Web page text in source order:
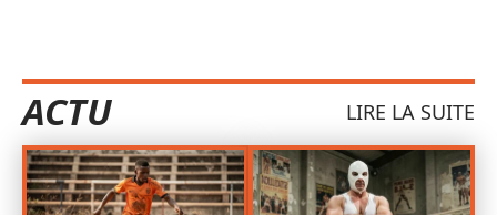
ACTU LIRE LA SUITE